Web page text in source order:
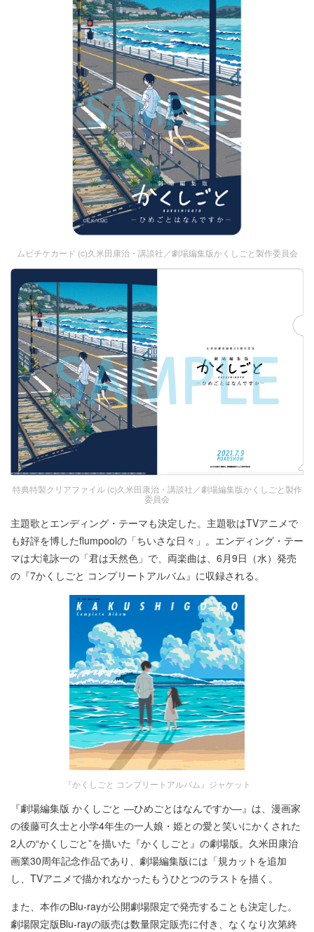
ムビチケカード (c)久米田康治・講談社／劇場編集版かくしごと製作委員会
特典特製クリアファイル (c)久米田康治・講談社／劇場編集版かくしごと製作
委員会
主題歌とエンディング・テーマも決定した。主題歌はTVアニメで
も好評を博したflumpoolの「ちいさな日々」。エンディング・テー
マは大滝詠一の「君は天然色」で、両楽曲は、6月9日（水）発売
の『7かくしごと コンプリートアルバム』に収録される。
『かくしごと コンプリートアルバム』ジャケット
『劇場編集版 かくしごと ―ひめごとはなんですか―』は、漫画家
の後藤可久士と小学4年生の一人娘・姫との愛と笑いにかくされた
2人の“かくしごと”を描いた『かくしごと』の劇場版。久米田康治
画業30周年記念作品であり、劇場編集版には「規カットを追加
し、TVアニメで描かれなかったもうひとつのラストを描く。
また、本作のBlu-rayが公開劇場限定で発売することも決定した。
劇場限定版Blu-rayの販売は数量限定販売に付き、なくなり次第終